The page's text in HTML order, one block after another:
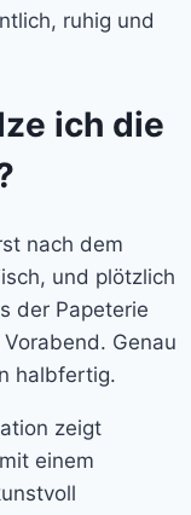
ruhig und
ich die
nach dem
und plötzlich
der Papeterie
Genau
halbfertig.